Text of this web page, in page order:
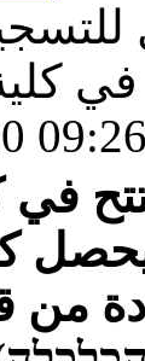
في
في
من